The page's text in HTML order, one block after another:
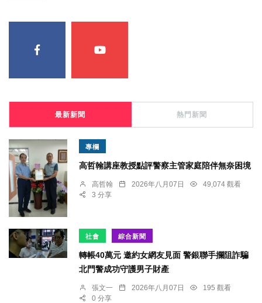
最新新聞 熱門新聞
專欄
高哲翰講座教授點評警察主管家庭陪伴無奈困境
高哲翰 2026年八月07日
49,074 觀看
3 分享
社會 綜合新聞
轉帳40萬元 邀約女網友見面 警銀聯手攔阻詐騙
北門警成功守護男子財產
張文一 2026年八月07日
195 觀看
0 分享